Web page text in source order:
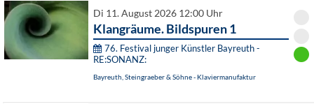
Di 11. August 2026 12:00 Uhr
Klangräume. Bildspuren 1
76. Festival junger Künstler Bayreuth -
RE:SONANZ:
Bayreuth, Steingraeber & Söhne - Klaviermanufaktur